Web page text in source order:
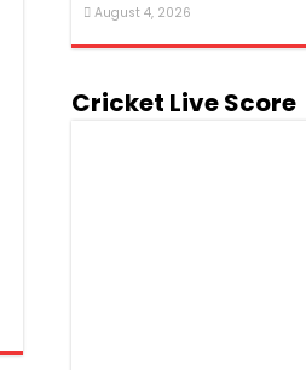
August 4, 2026
Cricket Live Score